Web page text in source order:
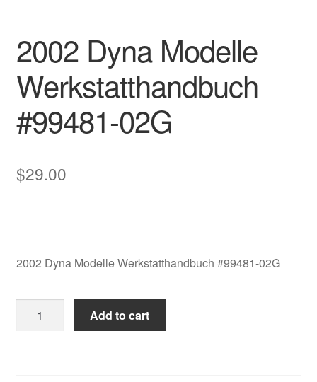
2002 Dyna Modelle
Werkstatthandbuch
#99481-02G
$29.00
2002 Dyna Modelle Werkstatthandbuch #99481-02G
2002
Add to cart